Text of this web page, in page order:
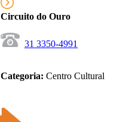
Circuito do Ouro
31 3350-4991
Categoria: Centro Cultural